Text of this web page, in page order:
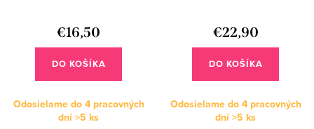
o
€16,50
DO KOŠÍKA
Odosielame do 4 pracovných
dní>5 ks
€22,90
DO KOŠÍKA
Odosielame do 4 pracovných
dní>5 ks